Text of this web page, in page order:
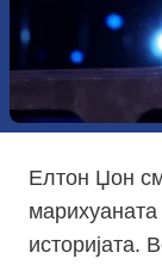
Елтон Џон
историјата.